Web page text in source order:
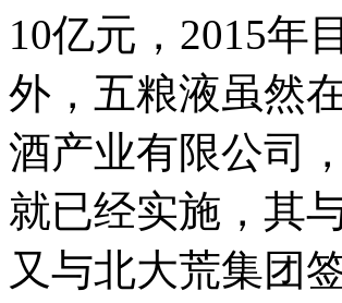
10亿元，2015年
外，五粮液虽然
酒产业有限公司
就已经实施，其
又与北大荒集团